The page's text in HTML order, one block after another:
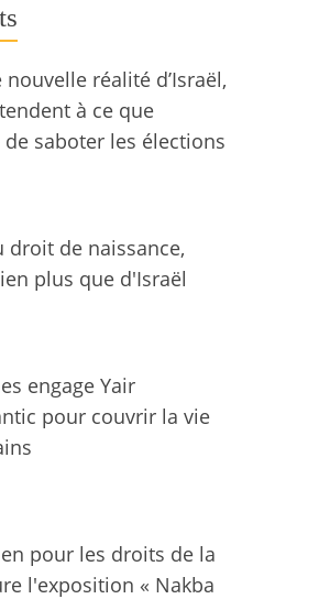
nouvelle réalité d’Israël,
à ce que
saboter les élections
droit de naissance,
plus que d'Israël
engage Yair
pour couvrir la vie
pour les droits de la
l'exposition « Nakba